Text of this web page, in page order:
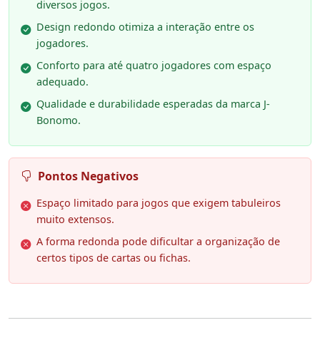
diversos jogos.
Design redondo otimiza a interação entre os
jogadores.
Conforto para até quatro jogadores com espaço
adequado.
Qualidade e durabilidade esperadas da marca J-
Bonomo.
Pontos Negativos
Espaço limitado para jogos que exigem tabuleiros
muito extensos.
A forma redonda pode dificultar a organização de
certos tipos de cartas ou fichas.